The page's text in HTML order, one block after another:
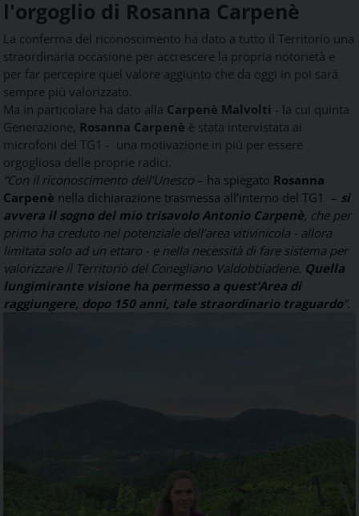
l'orgoglio di Rosanna Carpenè
La conferma del riconoscimento ha dato a tutto il Territorio una
straordinaria occasione per accrescere la propria notorietà e
per far percepire quel valore aggiunto che da oggi in poi sarà
sempre più valorizzato.
Ma in particolare ha dato alla Carpenè Malvolti - la cui quinta
Generazione, Rosanna Carpenè è stata intervistata ai
microfoni del TG1 - una motivazione in più per essere
orgogliosa delle proprie radici.
“Con il riconoscimento dell’Unesco – ha spiegato Rosanna
Carpenè nella dichiarazione trasmessa all’interno del TG1 – si
avvera il sogno del mio trisavolo Antonio Carpenè, che per
primo ha creduto nel potenziale dell’area vitivinicola - allora
limitata solo ad un ettaro - e nella necessità di fare sistema per
valorizzare il Territorio del Conegliano Valdobbiadene. Quella
lungimirante visione ha permesso a quest’Area di
raggiungere, dopo 150 anni, tale straordinario traguardo”.